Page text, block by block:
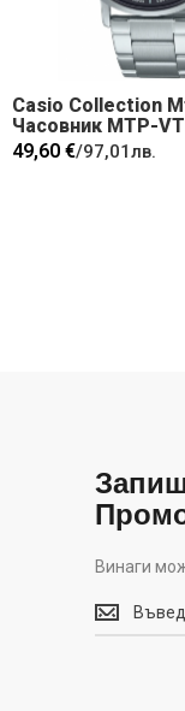
Casio Collection
Часовник MTP-
49,60 €/97,01лв.
Винаги
Винаги
може